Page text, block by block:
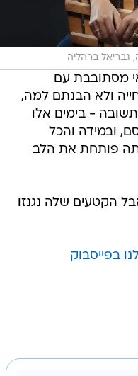
גבריאל ברהליה
מסתובבת עם
ולא הבנתם למה,
- בימים אלו
ובמידה והכל
פותחת את הלב
הקטעים שלה נגנזו
בפייסבוק